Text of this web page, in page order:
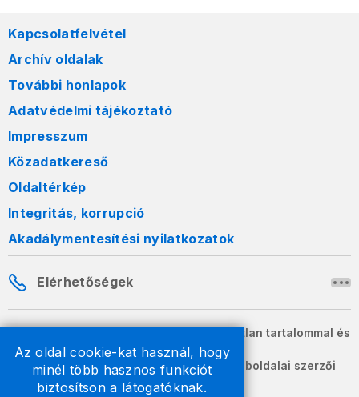
Az oldal cookie-kat használ, hogy
minél több hasznos funkciót
biztosítson a látogatóknak.
Kapcsolatfelvétel
Archív oldalak
További honlapok
Adatvédelmi tájékoztató
Impresszum
Közadatkereső
Oldaltérkép
Integritás, korrupció
Akadálymentesítési nyilatkozatok
Elérhetőségek
A honlapon szereplő információk változatlan tartalommal és
formában szabadon terjeszthetők.
2026 © A Nemzeti Adó- és Vámhivatal weboldalai szerzői
jogvédelem alatt állnak.